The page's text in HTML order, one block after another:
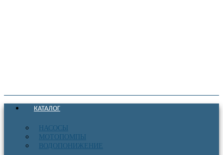
КАТАЛОГ
НАСОСЫ
МОТОПОМПЫ
ВОДОПОНИЖЕНИЕ